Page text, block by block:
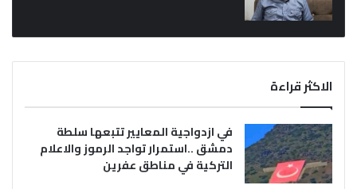
الاكثر قراءة
في ازدواجية المعايير تتبعها سلطة
دمشق ..استمرار تواجد الرموز والاعلام
التركية في مناطق عفرين